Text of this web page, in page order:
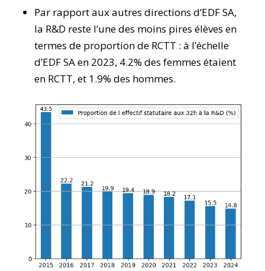
Par rapport aux autres directions d’EDF SA,
la R&D reste l’une des moins pires élèves en
termes de proportion de RCTT : à l’échelle
d’EDF SA en 2023, 4.2% des femmes étaient
en RCTT, et 1.9% des hommes.